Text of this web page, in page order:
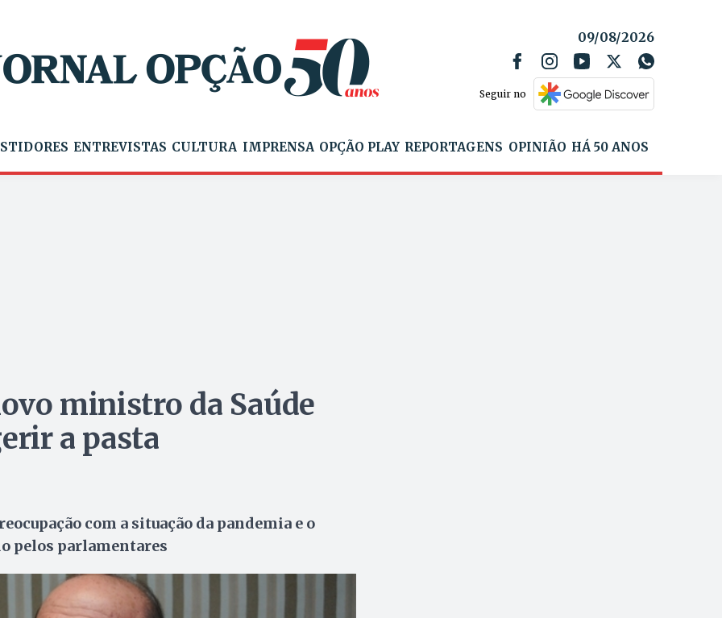
09/08/2026
Seguir no
ENTREVISTAS CULTURA IMPRENSA OPÇÃO PLAY REPORTAGENS OPINIÃO HÁ 50 ANOS
ministro da Saúde
a pasta
com a situação da pandemia e o
pelos parlamentares